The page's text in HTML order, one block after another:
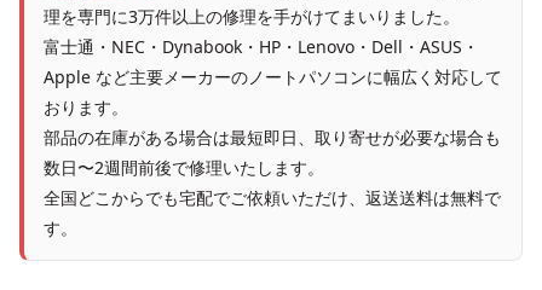
理を専門に3万件以上の修理を手がけてまいりました。
富士通・NEC・Dynabook・HP・Lenovo・Dell・ASUS・
Apple など主要メーカーのノートパソコンに幅広く対応して
おります。
部品の在庫がある場合は最短即日、取り寄せが必要な場合も
数日〜2週間前後で修理いたします。
全国どこからでも宅配でご依頼いただけ、返送送料は無料で
す。